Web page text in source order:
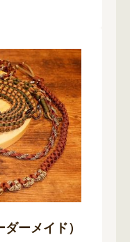
ーメイド）